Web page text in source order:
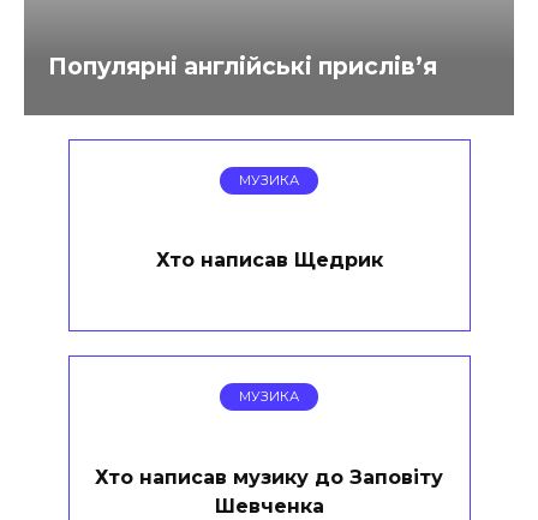
Популярні англійські прислів’я
МУЗИКА
Хто написав Щедрик
МУЗИКА
Хто написав музику до Заповіту
Шевченка